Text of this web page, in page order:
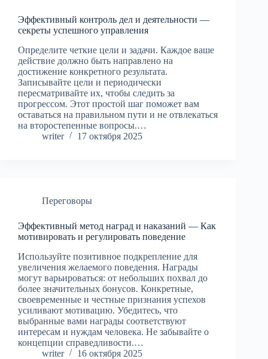
Эффективный контроль дел и деятельности —
секреты успешного управления
Определите четкие цели и задачи. Каждое ваше
действие должно быть направлено на
достижение конкретного результата.
Записывайте цели и периодически
пересматривайте их, чтобы следить за
прогрессом. Этот простой шаг поможет вам
оставаться на правильном пути и не отвлекаться
на второстепенные вопросы.…
writer
17 октября 2025
Переговоры
Эффективный метод наград и наказаний — Как
мотивировать и регулировать поведение
Используйте позитивное подкрепление для
увеличения желаемого поведения. Награды
могут варьироваться: от небольших похвал до
более значительных бонусов. Конкретные,
своевременные и честные признания успехов
усиливают мотивацию. Убедитесь, что
выбранные вами награды соответствуют
интересам и нуждам человека. Не забывайте о
концепции справедливости.…
writer
16 октября 2025